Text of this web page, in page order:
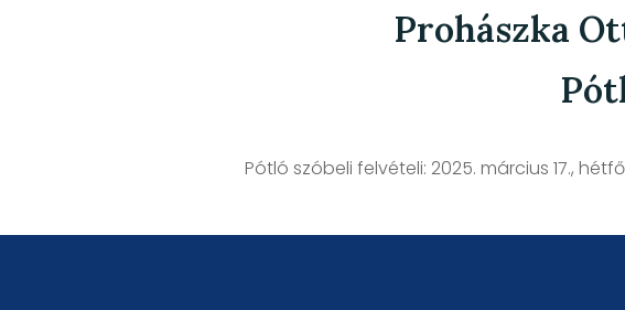
Prohászka
Pótló szóbeli felvételi: 2025. március 17.,